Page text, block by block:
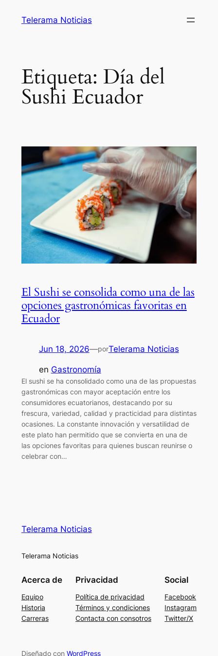
Telerama Noticias
Etiqueta: Día del
Sushi Ecuador
El Sushi se consolida como una de las
opciones gastronómicas favoritas en
Ecuador
Jun 18, 2026—porTelerama Noticias
en Gastronomía
El sushi se ha consolidado como una de las propuestas
gastronómicas con mayor aceptación entre los
consumidores ecuatorianos, destacando por su
frescura, variedad, calidad y practicidad para distintas
ocasiones. La constante innovación y versatilidad de
este plato han permitido que se convierta en una de
las opciones favoritas para quienes buscan reunirse o
celebrar con…
Telerama Noticias
Telerama Noticias
Acerca de
Equipo
Historia
Carreras
Privacidad
Política de privacidad
Términos y condiciones
Contacta con consotros
Social
Facebook
Instagram
Twitter/X
Diseñado con WordPress